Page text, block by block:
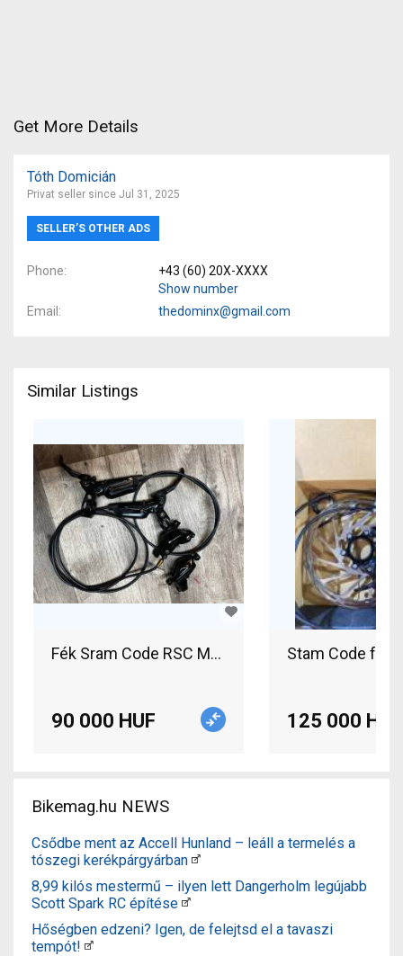
Get More Details
Tóth Domicián
Privat seller since Jul 31, 2025
SELLER’S OTHER ADS
Phone
+43 (60) 20X-XXXX
Show number
Email
thedominx@gmail.com
Similar Listings
Fék Sram Code RSC Mountain Bike
90 000 HUF
Stam Code
125 000 HUF
Bikemag.hu NEWS
Csődbe ment az Accell Hunland – leáll a termelés a
tószegi kerékpárgyárban
8,99 kilós mestermű – ilyen lett Dangerholm legújabb
Scott Spark RC építése
Hőségben edzeni? Igen, de felejtsd el a tavaszi
tempót!